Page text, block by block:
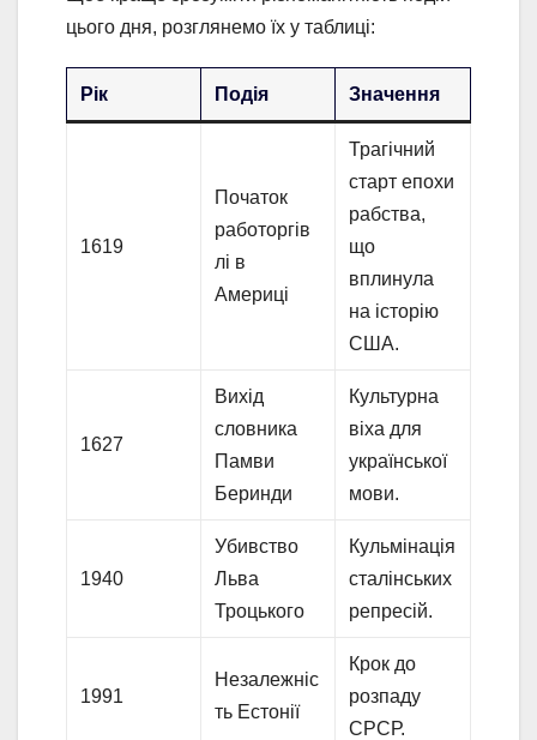
цього дня, розглянемо їх у таблиці:
Рік Подія Значення
1619
Початок
работоргів
лі в
Америці
Трагічний
старт епохи
рабства,
що
вплинула
на історію
США.
1627
Вихід
словника
Памви
Беринди
Культурна
віха для
української
мови.
1940
Убивство
Льва
Троцького
Кульмінація
сталінських
репресій.
1991
Незалежніс
ть Естонії
Крок до
розпаду
СРСР.